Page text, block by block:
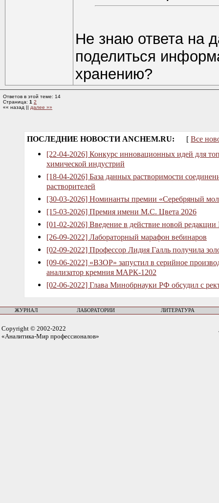
Не знаю ответа на
поделиться
хранению?
Ответов в этой теме: 14
Страница: 1 2
«« назад || далее »»
ПОСЛЕДНИЕ НОВОСТИ ANCHEM.RU: [ Все
[22-04-2026] Конкурс инновационных идей для
химической индустрий
[18-04-2026] База данных растворимости
растворителей
[30-03-2026] Номинанты премии «Серебряный
[15-03-2026] Премия имени М.С. Цвета 2026
[01-02-2026] Введение в действие новой
[26-09-2022] Лабораторный марафон вебинаров
[02-09-2022] Профессор Лидия Галль получила
[09-06-2022] «ВЗОР» запустил в серийное
анализатор кремния МАРК-1202
[02-06-2022] Глава Минобрнауки РФ обсудил с
ЖУРНАЛ ЛАБОРАТОРИИ ЛИТЕРАТУРА
Copyright © 2002-2022
«Аналитика-Мир профессионалов»